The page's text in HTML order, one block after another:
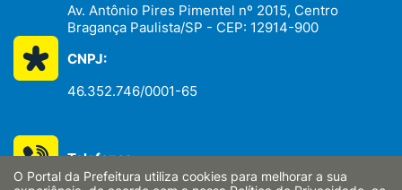
Av. Antônio Pires Pimentel nº 2015, Centro
Bragança Paulista/SP - CEP: 12914-900
CNPJ:
46.352.746/0001-65
Telefones:
O Portal da Prefeitura utiliza cookies para melhorar a sua